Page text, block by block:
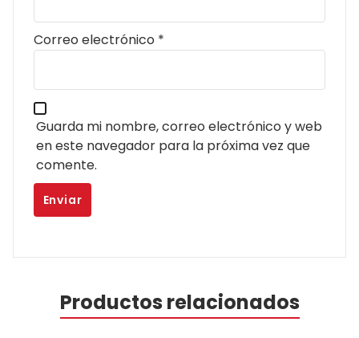
Correo electrónico *
Guarda mi nombre, correo electrónico y web
en este navegador para la próxima vez que
comente.
Productos relacionados